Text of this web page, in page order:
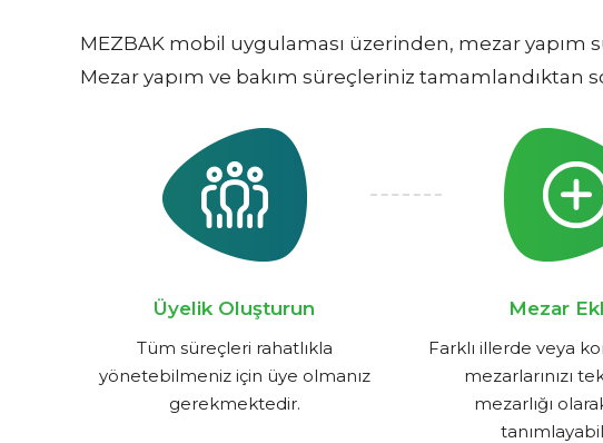
MEZBAK mobil uygulaması üzerinden, mezar yapım
Mezar yapım ve bakım süreçleriniz tamamlandıktan
Üyelik Oluşturun
Tüm süreçleri rahatlıkla
yönetebilmeniz için üye olmanız
gerekmektedir.
Mezar
Farklı illerde veya
mezarlarınızı
mezarlığı